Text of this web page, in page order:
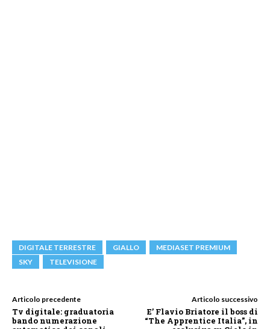
DIGITALE TERRESTRE GIALLO
MEDIASET PREMIUM
SKY
TELEVISIONE
Articolo precedente
Tv digitale: graduatoria
bando numerazione
Articolo successivo
E’ Flavio Briatore il boss di
“The Apprentice Italia”, in